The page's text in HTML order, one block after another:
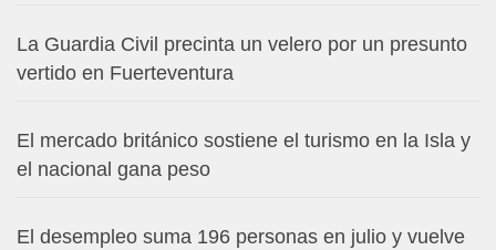
La Guardia Civil precinta un velero por un presunto
vertido en Fuerteventura
El mercado británico sostiene el turismo en la Isla y
el nacional gana peso
El desempleo suma 196 personas en julio y vuelve